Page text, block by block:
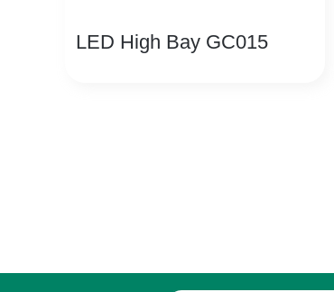
LED High Bay GC015